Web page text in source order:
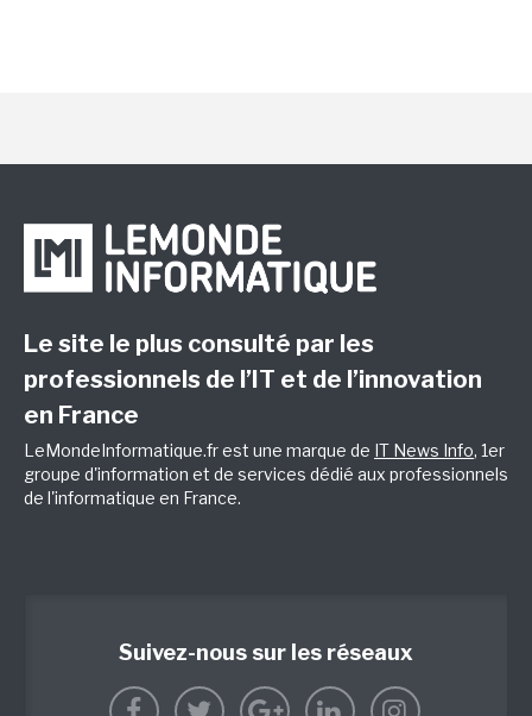
Le site le plus consulté par les
professionnels de l’IT et de l’innovation
en France
LeMondeInformatique.fr est une marque de IT News Info, 1er
groupe d'information et de services dédié aux professionnels
de l'informatique en France.
Suivez-nous sur les réseaux